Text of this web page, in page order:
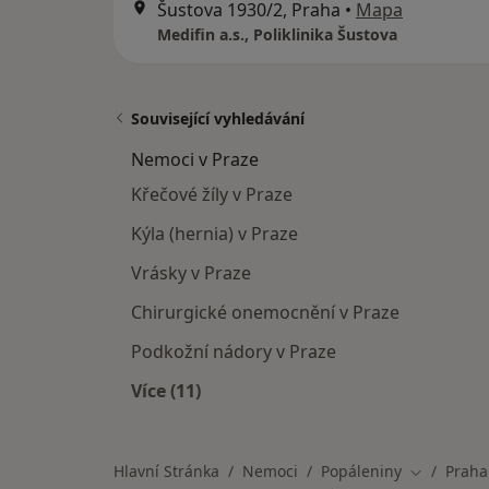
Šustova 1930/2, Praha • Mapa
Medifin a.s., Poliklinika Šustova
Související vyhledávání
Nemoci v Praze
Křečové žíly v Praze
Kýla (hernia) v Praze
Vrásky v Praze
Chirurgické onemocnění v Praze
Podkožní nádory v Praze
Více (11)
Hlavní Stránka Nemoci Popáleniny ZměnaPraha